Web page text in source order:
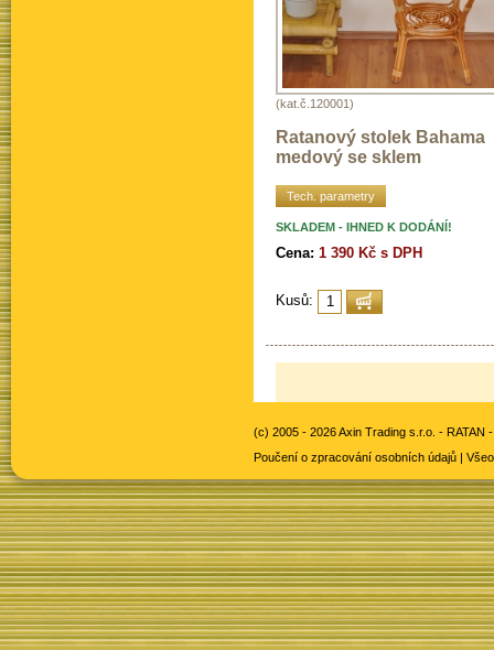
(kat.č.120001)
Ratanový stolek Bahama
medový se sklem
Tech. parametry
SKLADEM - IHNED K DODÁNÍ!
Cena: 1 390 Kč s DPH
Kusů:
(c) 2005 - 2026 Axin Trading s.r.o. - RATAN
Poučení o zpracování osobních údajů |